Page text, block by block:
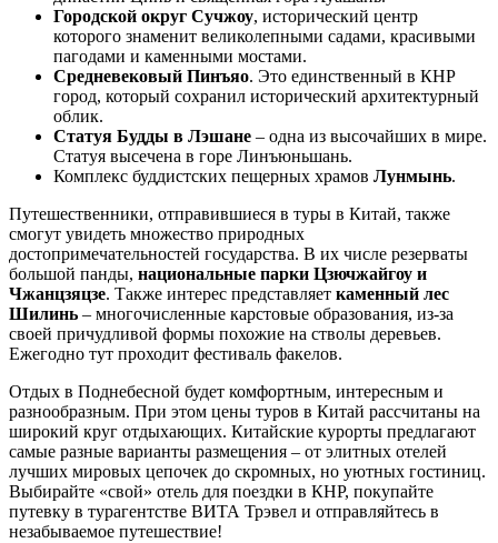
Городской округ Сучжоу, исторический центр
которого знаменит великолепными садами, красивыми
пагодами и каменными мостами.
Средневековый Пинъяо. Это единственный в КНР
город, который сохранил исторический архитектурный
облик.
Статуя Будды в Лэшане – одна из высочайших в мире.
Статуя высечена в горе Линъюньшань.
Комплекс буддистских пещерных храмов Лунмынь.
Путешественники, отправившиеся в туры в Китай, также
смогут увидеть множество природных
достопримечательностей государства. В их числе резерваты
большой панды, национальные парки Цзючжайгоу и
Чжанцзяцзе. Также интерес представляет каменный лес
Шилинь – многочисленные карстовые образования, из-за
своей причудливой формы похожие на стволы деревьев.
Ежегодно тут проходит фестиваль факелов.
Отдых в Поднебесной будет комфортным, интересным и
разнообразным. При этом цены туров в Китай рассчитаны на
широкий круг отдыхающих. Китайские курорты предлагают
самые разные варианты размещения – от элитных отелей
лучших мировых цепочек до скромных, но уютных гостиниц.
Выбирайте «свой» отель для поездки в КНР, покупайте
путевку в турагентстве ВИТА Трэвел и отправляйтесь в
незабываемое путешествие!